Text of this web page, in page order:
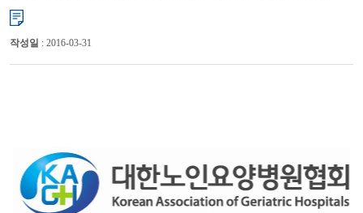
방향에 대해 당초 취지와 동떨어진 약사, 의무 기록사...
작성일 : 2016-03-31